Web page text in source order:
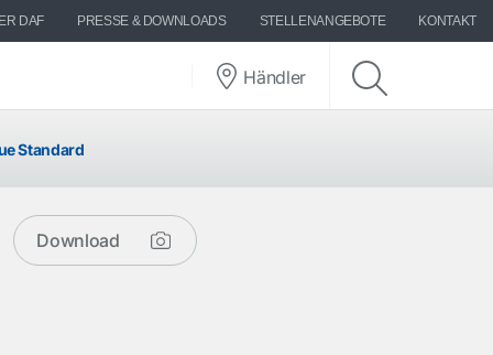
DAF PRESSE & DOWNLOADS STELLENANGEBOTE KONTAKT
Händler
Standard
Download